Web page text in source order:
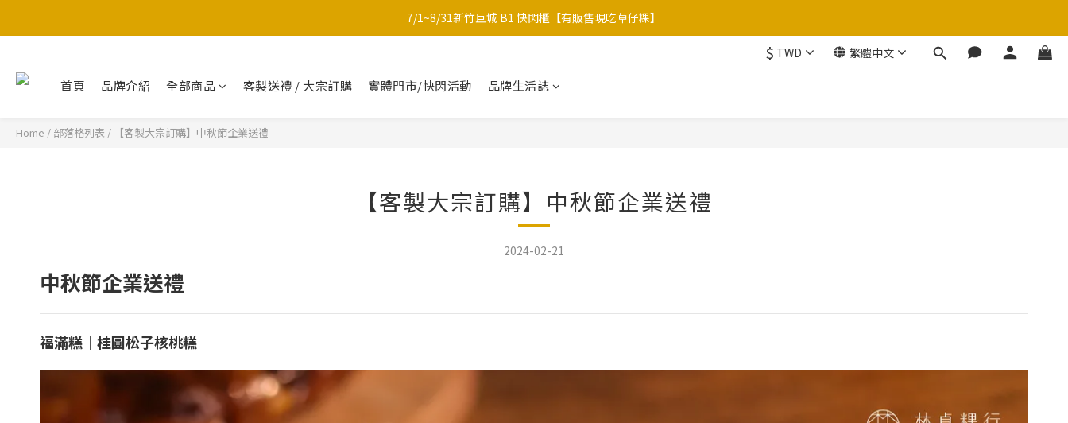
中秋限定-福滿糕 〔預購中〕8/12開始出貨
7/1~8/31新竹巨城 B1 快閃櫃【有販售現吃草仔粿】
中秋限定-福滿糕 〔預購中〕8/12開始出貨
$ TWD 繁體中文
首頁 品牌介紹 全部商品 客製送禮 / 大宗訂購 實體門市/快閃活動 品牌生活誌
Home / 部落格列表 / 【客製大宗訂購】中秋節企業送禮
【客製大宗訂購】中秋節企業送禮
2024-02-21
中秋節企業送禮
福滿糕｜桂圓松子核桃糕